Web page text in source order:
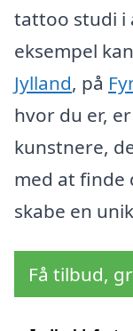
tattoo studi i
eksempel
Jylland, på
hvor du er,
kunstnere,
med at finde
skabe en
Få tilbud,